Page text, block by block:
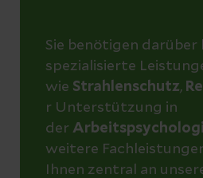
Sie benötigen darüber
spezialisierte
wie Strahlenschutz,
r Unterstützung in
der
weitere
Ihnen zentral an